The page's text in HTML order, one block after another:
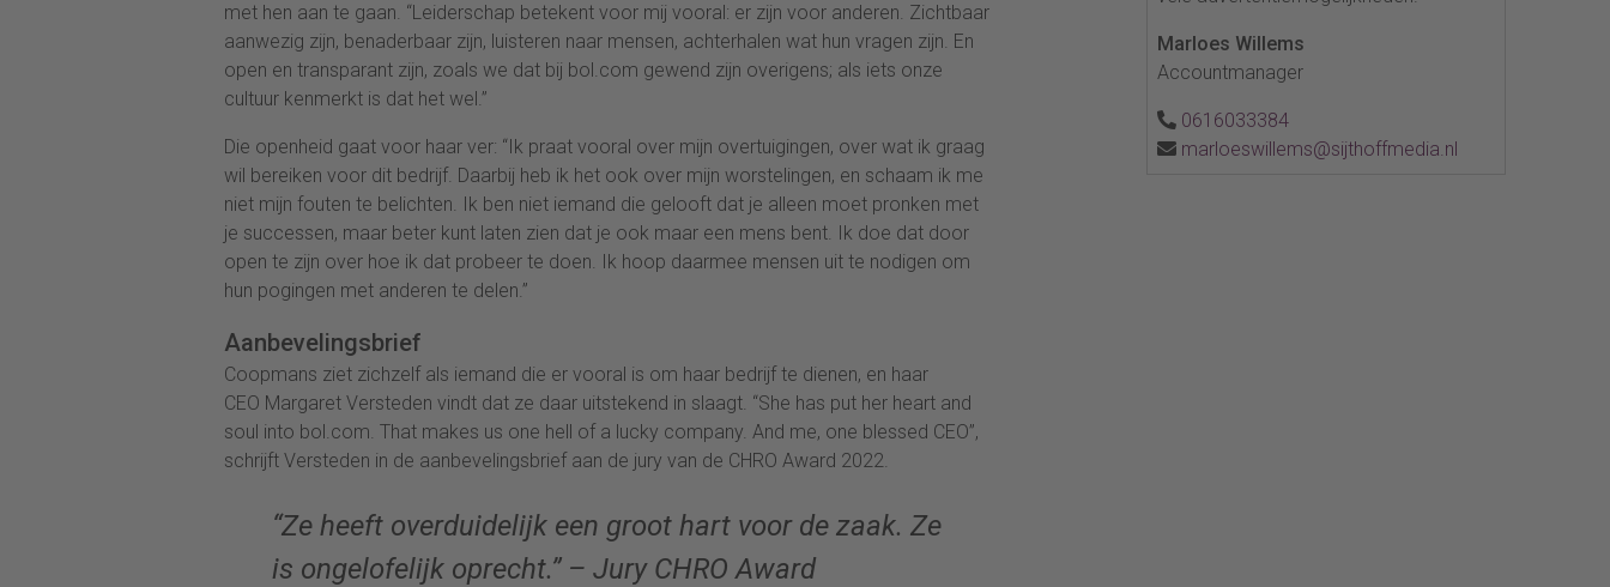
met hen aan te gaan. “Leiderschap betekent voor mij vooral: er zijn voor anderen. Zichtbaar
aanwezig zijn, benaderbaar zijn, luisteren naar mensen, achterhalen wat hun vragen zijn. En
open en transparant zijn, zoals we dat bij bol.com gewend zijn overigens; als iets onze
cultuur kenmerkt is dat het wel.”
Die openheid gaat voor haar ver: “Ik praat vooral over mijn overtuigingen, over wat ik graag
wil bereiken voor dit bedrijf. Daarbij heb ik het ook over mijn worstelingen, en schaam ik me
niet mijn fouten te belichten. Ik ben niet iemand die gelooft dat je alleen moet pronken met
je successen, maar beter kunt laten zien dat je ook maar een mens bent. Ik doe dat door
open te zijn over hoe ik dat probeer te doen. Ik hoop daarmee mensen uit te nodigen om
hun pogingen met anderen te delen.”
Aanbevelingsbrief
Coopmans ziet zichzelf als iemand die er vooral is om haar bedrijf te dienen, en haar
CEO Margaret Versteden vindt dat ze daar uitstekend in slaagt. “She has put her heart and
soul into bol.com. That makes us one hell of a lucky company. And me, one blessed CEO”,
schrijft Versteden in de aanbevelingsbrief aan de jury van de CHRO Award 2022.
“Ze heeft overduidelijk een groot hart voor de zaak. Ze
is ongelofelijk oprecht.” – Jury CHRO Award
Marloes Willems
Accountmanager
0616033384
marloeswillems@sijthoffmedia.nl